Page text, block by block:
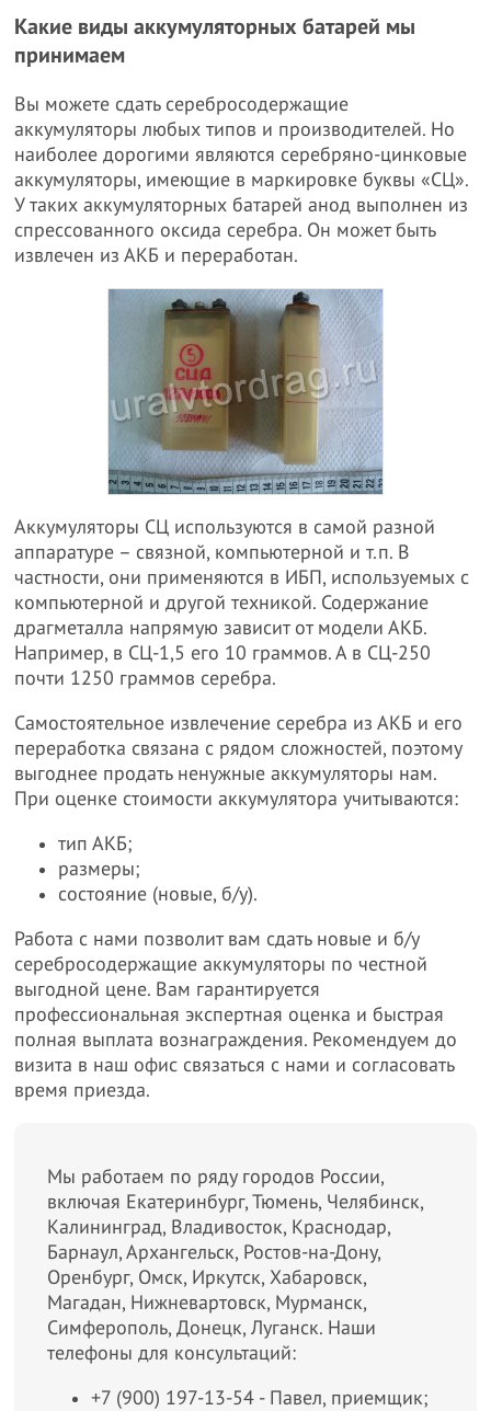
Какие виды аккумуляторных батарей мы
принимаем
Вы можете сдать серебросодержащие
аккумуляторы любых типов и производителей. Но
наиболее дорогими являются серебряно-цинковые
аккумуляторы, имеющие в маркировке буквы «СЦ».
У таких аккумуляторных батарей анод выполнен из
спрессованного оксида серебра. Он может быть
извлечен из АКБ и переработан.
Аккумуляторы СЦ используются в самой разной
аппаратуре – связной, компьютерной и т.п. В
частности, они применяются в ИБП, используемых с
компьютерной и другой техникой. Содержание
драгметалла напрямую зависит от модели АКБ.
Например, в СЦ-1,5 его 10 граммов. А в СЦ-250
почти 1250 граммов серебра.
Самостоятельное извлечение серебра из АКБ и его
переработка связана с рядом сложностей, поэтому
выгоднее продать ненужные аккумуляторы нам.
При оценке стоимости аккумулятора учитываются:
тип АКБ;
размеры;
состояние (новые, б/у).
Работа с нами позволит вам сдать новые и б/у
серебросодержащие аккумуляторы по честной
выгодной цене. Вам гарантируется
профессиональная экспертная оценка и быстрая
полная выплата вознаграждения. Рекомендуем до
визита в наш офис связаться с нами и согласовать
время приезда.
Мы работаем по ряду городов России,
включая Екатеринбург, Тюмень, Челябинск,
Калининград, Владивосток, Краснодар,
Барнаул, Архангельск, Ростов-на-Дону,
Оренбург, Омск, Иркутск, Хабаровск,
Магадан, Нижневартовск, Мурманск,
Симферополь, Донецк, Луганск. Наши
телефоны для консультаций:
+7 (900) 197-13-54 - Павел, приемщик;